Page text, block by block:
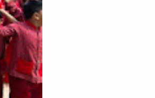
SDN Pagowan
1 Lumajang